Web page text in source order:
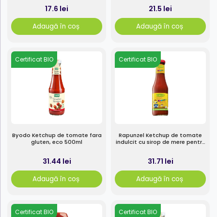
17.6 lei
Adaugă în coș
21.5 lei
Adaugă în coș
Certificat BIO
Byodo Ketchup de tomate fara
gluten, eco 500ml
31.44 lei
Adaugă în coș
Certificat BIO
Rapunzel Ketchup de tomate
indulcit cu sirop de mere pentru
31.71 lei
Adaugă în coș
Certificat BIO Certificat BIO